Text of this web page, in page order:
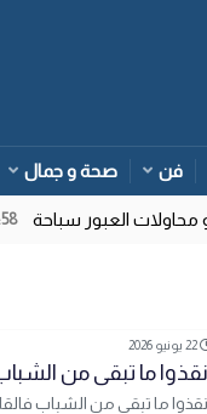
فن صحة و جمال
العبور سباحة 15:58
22 يونيو 2026
أنقذوا ما تبقى من
أنقذوا ما تبقى من الشباب